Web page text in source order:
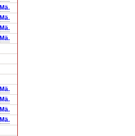
Mä.
Mä.
Mä.
Mä.
Mä.
Mä.
Mä.
Mä.